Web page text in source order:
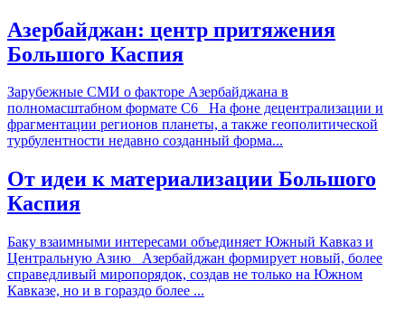
Азербайджан: центр притяжения
Большого Каспия
Зарубежные СМИ о факторе Азербайджана в
полномасштабном формате С6 На фоне децентрализации и
фрагментации регионов планеты, а также геополитической
турбулентности недавно созданный форма...
От идеи к материализации Большого
Каспия
Баку взаимными интересами объединяет Южный Кавказ и
Центральную Азию Азербайджан формирует новый, более
справедливый миропорядок, создав не только на Южном
Кавказе, но и в гораздо более ...